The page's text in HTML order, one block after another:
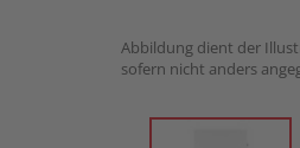
Abbildung dient der
sofern nicht anders